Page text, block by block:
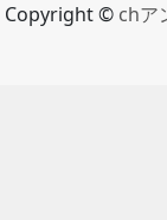
Copyright © chア